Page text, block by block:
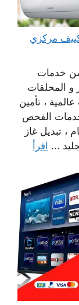
وتبريد الرميثية 55560390 تكييف مركزي
من خدمات
و المحلقات
، تأمين
خدمات الفحص
، تبديل غاز
... اقرأ